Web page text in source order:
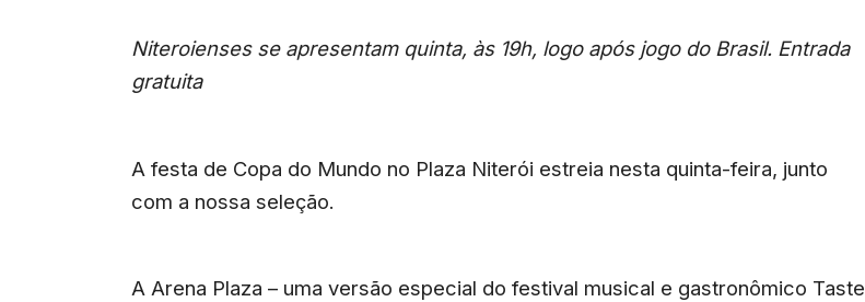
Niteroienses se apresentam quinta, às 19h, logo após jogo do Brasil. Entrada
gratuita
A festa de Copa do Mundo no Plaza Niterói estreia nesta quinta-feira, junto
com a nossa seleção.
A Arena Plaza – uma versão especial do festival musical e gastronômico Taste